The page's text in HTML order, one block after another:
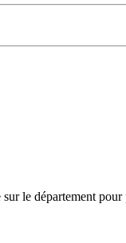
le département pour